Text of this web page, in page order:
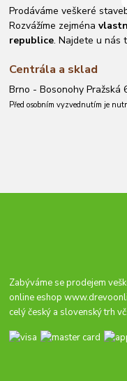
Prodáváme veškeré
Rozvážíme zejména
republice. Najdete u nás
Centrála a sklad
Brno - Bosonohy Pražská
Před osobním vyzvednutím je
Zabýváme se prodejem
online eshop
celý český a slovenský trh